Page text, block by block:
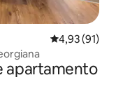
4,93 de uma
4,93 (91)
apartamento